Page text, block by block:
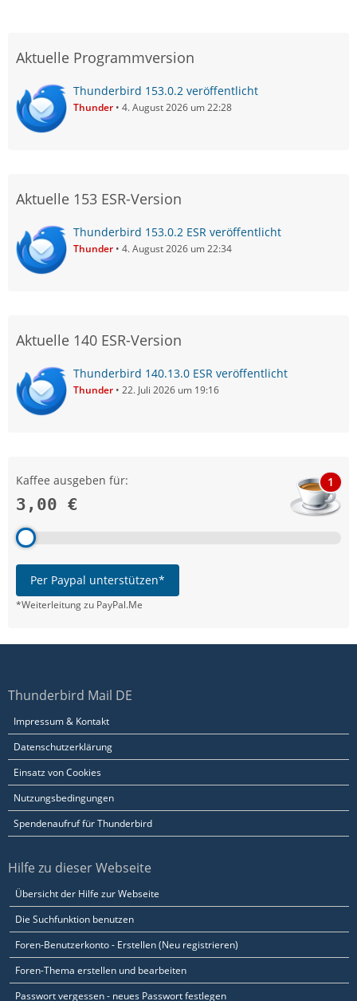
Aktuelle Programmversion
Thunderbird 153.0.2 veröffentlicht
Thunder 4. August 2026 um 22:28
Aktuelle 153 ESR-Version
Thunderbird 153.0.2 ESR veröffentlicht
Thunder 4. August 2026 um 22:34
Aktuelle 140 ESR-Version
Thunderbird 140.13.0 ESR veröffentlicht
Thunder 22. Juli 2026 um 19:16
Kaffee ausgeben für:
3,00 €
1
Per Paypal unterstützen*
*Weiterleitung zu PayPal.Me
Thunderbird Mail DE
Impressum & Kontakt
Datenschutzerklärung
Einsatz von Cookies
Nutzungsbedingungen
Spendenaufruf für Thunderbird
Hilfe zu dieser Webseite
Übersicht der Hilfe zur Webseite
Die Suchfunktion benutzen
Foren-Benutzerkonto - Erstellen (Neu registrieren)
Foren-Thema erstellen und bearbeiten
Passwort vergessen - neues Passwort festlegen